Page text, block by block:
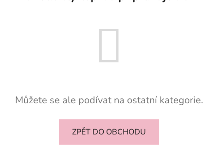
Můžete se ale podívat na ostatní kategorie.
ZPĚT DO OBCHODU